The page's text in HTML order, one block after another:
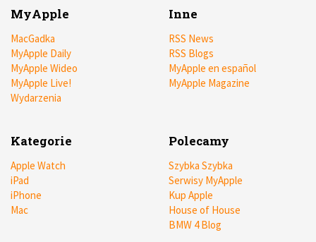
MyApple
MacGadka
MyApple Daily
MyApple Wideo
MyApple Live!
Wydarzenia
Inne
RSS News
RSS Blogs
MyApple en español
MyApple Magazine
Kategorie
Apple Watch
iPad
iPhone
Mac
Polecamy
Szybka Szybka
Serwisy MyApple
Kup Apple
House of House
BMW 4 Blog